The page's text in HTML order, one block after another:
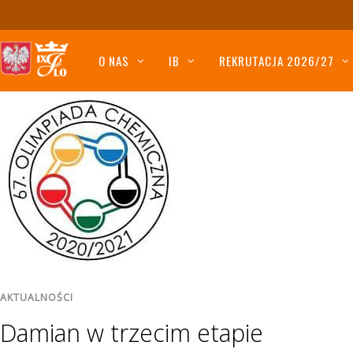
O NAS IB REKRUTACJA 2026/27
AKTUALNOŚCI
Damian w trzecim etapie